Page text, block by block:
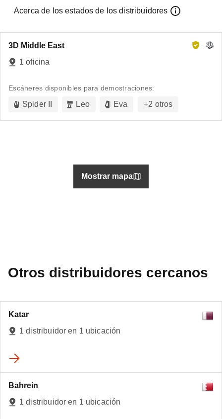
Acerca de los estados de los distribuidores
3D Middle East
1 oficina
Escáneres disponibles para demostraciones:
Spider II Leo Eva +2 otros
Mostrar mapa
Otros distribuidores cercanos
Katar
1 distribuidor en 1 ubicación
Bahrein
1 distribuidor en 1 ubicación